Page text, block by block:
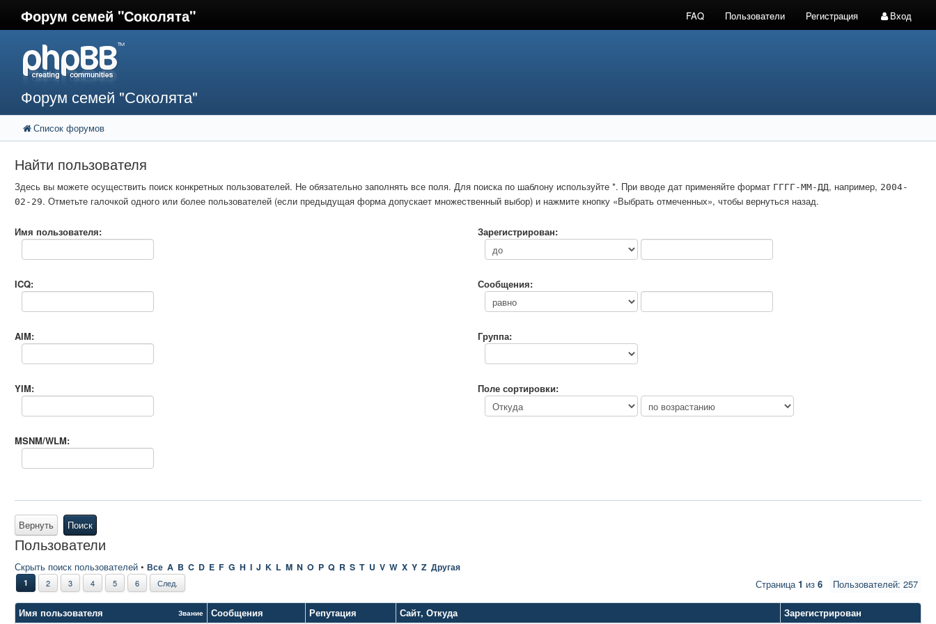
Форум семей "Соколята" FAQ Пользователи Регистрация Вход
Форум семей "Соколята"
Список форумов
Найти пользователя
Здесь вы можете осуществить поиск конкретных пользователей. Не обязательно заполнять все поля. Для поиска по шаблону используйте *. При вводе дат применяйте формат ГГГГ-ММ-ДД, например, 2004-
02-29. Отметьте галочкой одного или более пользователей (если предыдущая форма допускает множественный выбор) и нажмите кнопку «Выбрать отмеченных», чтобы вернуться назад.
Имя пользователя:
ICQ:
AIM:
YIM:
MSNM/WLM:
Зарегистрирован:
Сообщения:
Группа:
Поле сортировки:
Вернуть Поиск
Пользователи
Скрыть поиск пользователей • Все A B C D E F G H I J K L M N O P Q R S T U V W X Y Z Другая
Пользователей: 257
1 2 3 4 5 6 След. Страница1 из 6
Имя пользователя Звание Сообщения Репутация Сайт, Откуда
Зарегистрирован